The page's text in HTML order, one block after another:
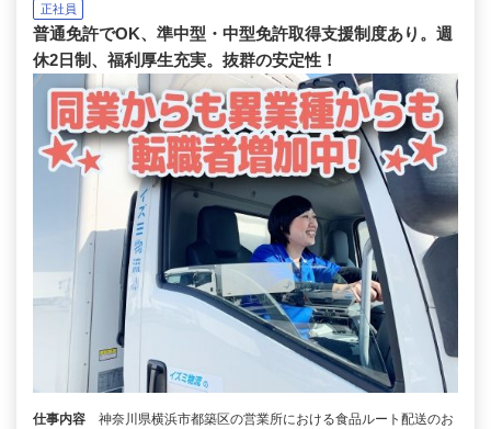
正社員
普通免許でOK、準中型・中型免許取得支援制度あり。週
休2日制、福利厚生充実。抜群の安定性！
仕事内容
神奈川県横浜市都築区の営業所における食品ルート配送のお